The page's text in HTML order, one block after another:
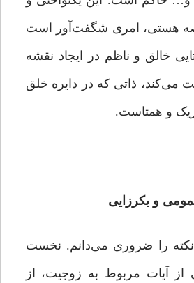
هستی، امری شگفت‌آور است
خالق و ناظم در ایجاد نقشه
می‌کند، ذاتی که در دایره خلق
و همتاست.
و بکرزایی
نکته را ضروری می‌دانم. نخست
از آیات مربوط به زوجیت، از